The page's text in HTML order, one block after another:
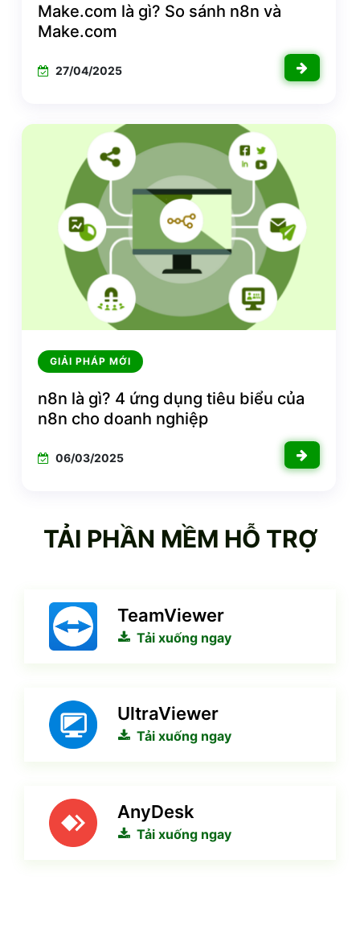
Make.com là gì? So sánh n8n và
Make.com
27/04/2025
GIẢI PHÁP MỚI
n8n là gì? 4 ứng dụng tiêu biểu của
n8n cho doanh nghiệp
06/03/2025
TẢI PHẦN MỀM HỖ TRỢ
TeamViewer
Tải xuống ngay
UltraViewer
Tải xuống ngay
AnyDesk
Tải xuống ngay